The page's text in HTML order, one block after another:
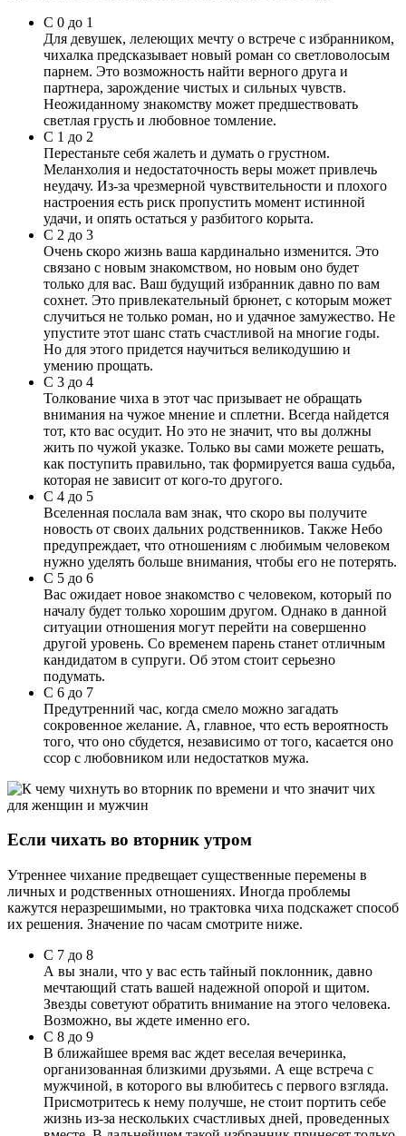
С 0 до 1
Для девушек, лелеющих мечту о встрече с избранником,
чихалка предсказывает новый роман со светловолосым
парнем. Это возможность найти верного друга и
партнера, зарождение чистых и сильных чувств.
Неожиданному знакомству может предшествовать
светлая грусть и любовное томление.
С 1 до 2
Перестаньте себя жалеть и думать о грустном.
Меланхолия и недостаточность веры может привлечь
неудачу. Из-за чрезмерной чувствительности и плохого
настроения есть риск пропустить момент истинной
удачи, и опять остаться у разбитого корыта.
С 2 до 3
Очень скоро жизнь ваша кардинально изменится. Это
связано с новым знакомством, но новым оно будет
только для вас. Ваш будущий избранник давно по вам
сохнет. Это привлекательный брюнет, с которым может
случиться не только роман, но и удачное замужество. Не
упустите этот шанс стать счастливой на многие годы.
Но для этого придется научиться великодушию и
умению прощать.
С 3 до 4
Толкование чиха в этот час призывает не обращать
внимания на чужое мнение и сплетни. Всегда найдется
тот, кто вас осудит. Но это не значит, что вы должны
жить по чужой указке. Только вы сами можете решать,
как поступить правильно, так формируется ваша судьба,
которая не зависит от кого-то другого.
С 4 до 5
Вселенная послала вам знак, что скоро вы получите
новость от своих дальних родственников. Также Небо
предупреждает, что отношениям с любимым человеком
нужно уделять больше внимания, чтобы его не потерять.
С 5 до 6
Вас ожидает новое знакомство с человеком, который по
началу будет только хорошим другом. Однако в данной
ситуации отношения могут перейти на совершенно
другой уровень. Со временем парень станет отличным
кандидатом в супруги. Об этом стоит серьезно
подумать.
С 6 до 7
Предутренний час, когда смело можно загадать
сокровенное желание. А, главное, что есть вероятность
того, что оно сбудется, независимо от того, касается оно
ссор с любовником или недостатков мужа.
Если чихать во вторник утром
Утреннее чихание предвещает существенные перемены в
личных и родственных отношениях. Иногда проблемы
кажутся неразрешимыми, но трактовка чиха подскажет способ
их решения. Значение по часам смотрите ниже.
С 7 до 8
А вы знали, что у вас есть тайный поклонник, давно
мечтающий стать вашей надежной опорой и щитом.
Звезды советуют обратить внимание на этого человека.
Возможно, вы ждете именно его.
С 8 до 9
В ближайшее время вас ждет веселая вечеринка,
организованная близкими друзьями. А еще встреча с
мужчиной, в которого вы влюбитесь с первого взгляда.
Присмотритесь к нему получше, не стоит портить себе
жизнь из-за нескольких счастливых дней, проведенных